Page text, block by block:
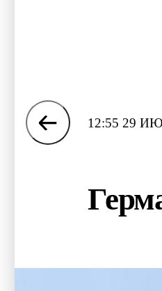
12:55 29